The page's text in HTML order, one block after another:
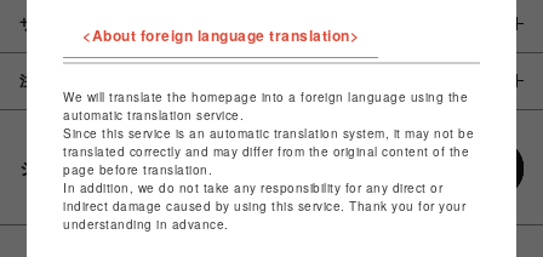
サイズ
注意事項
シェアする
<About foreign language translation>
We will translate the homepage into a foreign language using the
automatic translation service.
Since this service is an automatic translation system, it may not be
translated correctly and may differ from the original content of the
page before translation.
In addition, we do not take any responsibility for any direct or
indirect damage caused by using this service. Thank you for your
understanding in advance.